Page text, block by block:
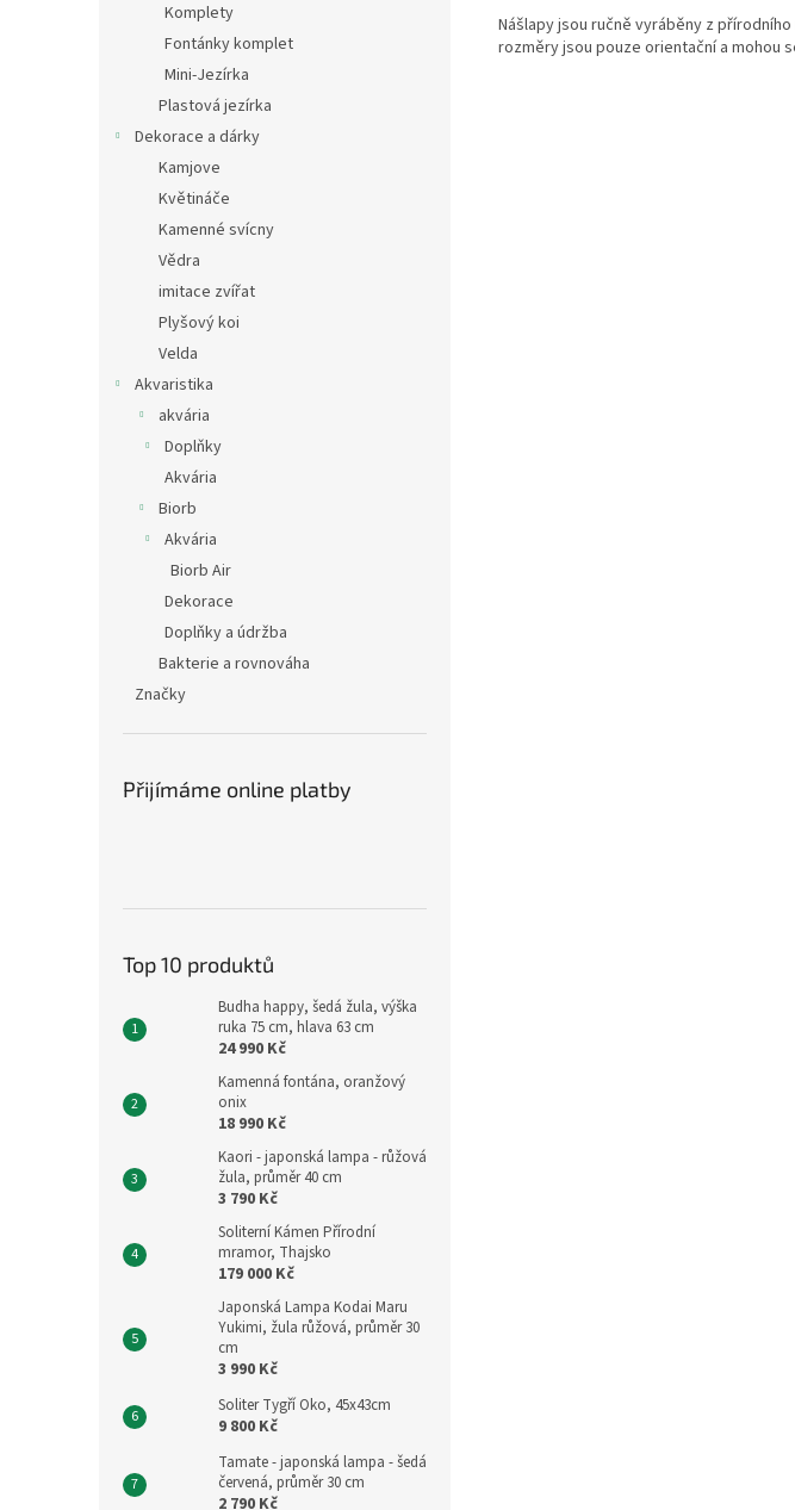
Komplety
Fontánky komplet
Mini-Jezírka
Plastová jezírka
Dekorace a dárky
Kamjove
Květináče
Kamenné svícny
Vědra
imitace zvířat
Plyšový koi
Velda
Akvaristika
akvária
Doplňky
Akvária
Biorb
Akvária
Biorb Air
Dekorace
Doplňky a údržba
Bakterie a rovnováha
Značky
Přijímáme online platby
Top 10 produktů
Budha happy, šedá žula, výška
ruka 75 cm, hlava 63 cm
24 990 Kč
Kamenná fontána, oranžový
onix
18 990 Kč
Kaori - japonská lampa - růžová
žula, průměr 40 cm
3 790 Kč
Soliterní Kámen Přírodní
mramor, Thajsko
179 000 Kč
Japonská Lampa Kodai Maru
Yukimi, žula růžová, průměr 30
cm
3 990 Kč
Soliter Tygří Oko, 45x43cm
9 800 Kč
Tamate - japonská lampa - šedá
červená, průměr 30 cm
2 790 Kč
Nášlapy jsou ručně vyráběny z
rozměry jsou pouze orientační a mohou